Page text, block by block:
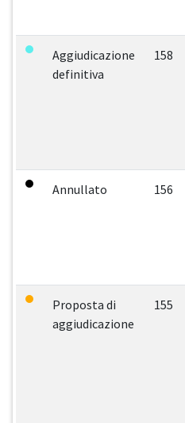
Aggiudicazione
definitiva
158
Annullato 156
Proposta di
aggiudicazione
155